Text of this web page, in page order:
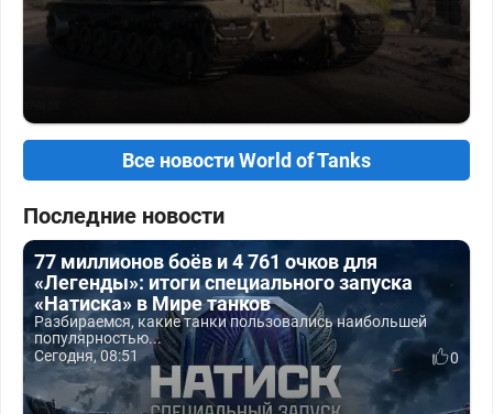
Все новости World of Tanks
Последние новости
77 миллионов боёв и 4 761 очков для
«Легенды»: итоги специального запуска
«Натиска» в Мире танков
Разбираемся, какие танки пользовались наибольшей
популярностью...
Сегодня, 08:51
0